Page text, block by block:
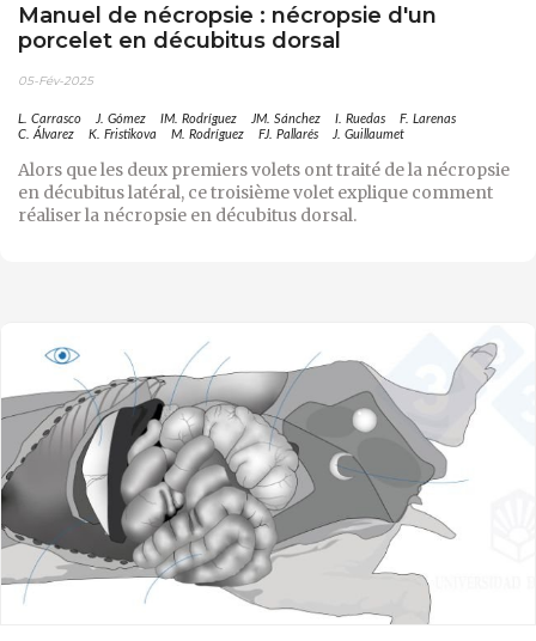
Manuel de nécropsie : nécropsie d'un
porcelet en décubitus dorsal
05-Fév-2025
L. Carrasco J. Gómez IM. Rodríguez JM. Sánchez I. Ruedas
F. Larenas
C. Álvarez
K. Fristikova M. Rodríguez FJ. Pallarés J. Guillaumet
Alors que les deux premiers volets ont traité de la nécropsie
en décubitus latéral, ce troisième volet explique comment
réaliser la nécropsie en décubitus dorsal.